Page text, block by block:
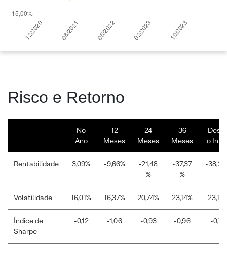
Risco e Retorno
No
Ano
12
Meses
24
Meses
36
Meses
o
Rentabilidade 3,09% -9,66%
-21,48
%
-37,37
%
-
Volatilidade 16,01% 16,37% 20,74% 23,14%
Índice de
Sharpe
-0,12 -1,06 -0,93 -0,96 -0,78